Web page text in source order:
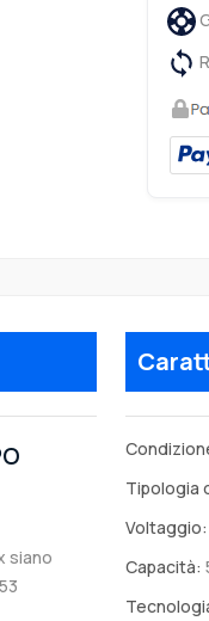
siano
Tipologia
Voltaggio:
Capacità: